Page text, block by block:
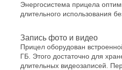
Энергосистема прицела
длительного использования
Запись фото и видео
Прицел оборудован
ГБ. Этого достаточно для
длительных видеозаписей.